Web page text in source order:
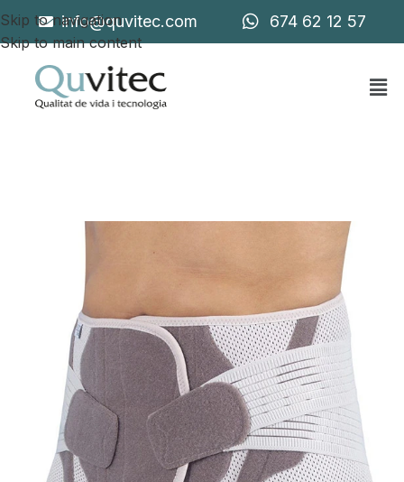
Skip to navigation
Skip to main content
info@quvitec.com 674 62 12 57